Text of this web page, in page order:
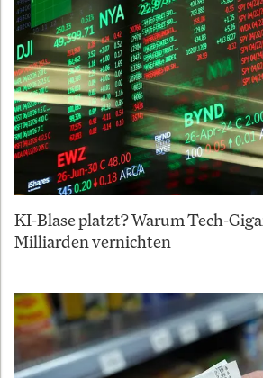
KI-Blase platzt? Warum Tech-
Milliarden vernichten